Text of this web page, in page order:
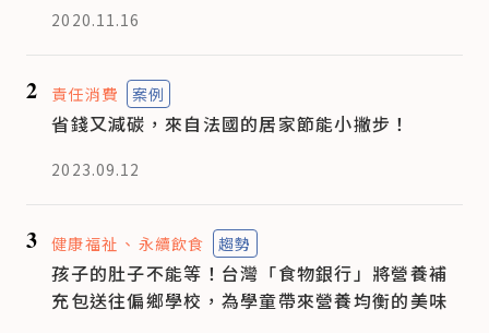
2020.11.16
2 責任消費 案例
省錢又減碳，來自法國的居家節能小撇步！
2023.09.12
3 健康福祉 永續飲食 趨勢
孩子的肚子不能等！台灣「食物銀行」將營養補
充包送往偏鄉學校，為學童帶來營養均衡的美味